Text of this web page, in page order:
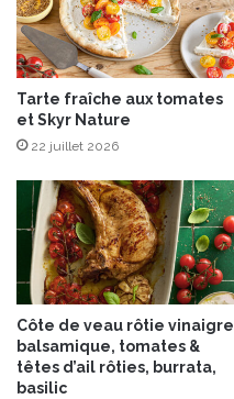
i
x
d
e
c
o
c
r
a
m
e
l
Tarte fraîche aux tomates
et Skyr Nature
22 juillet 2026
Côte de veau rôtie vinaigre
balsamique, tomates &
têtes d’ail rôties, burrata,
basilic